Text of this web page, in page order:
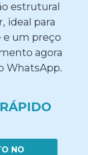
estrutural
ideal para
e um preço
agora
WhatsApp.
NO